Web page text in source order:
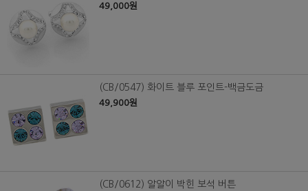
49,000원
(CB/0547) 화이트 블루 포인트-백금도금
49,900원
(CB/0612) 알알이 박힌 보석 버튼